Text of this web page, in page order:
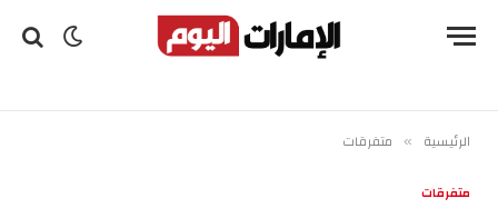
الرئيسية » متفرقات
متفرقات